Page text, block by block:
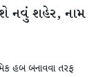
નવું શહેર, નામ
હબ બનાવવા તરફ